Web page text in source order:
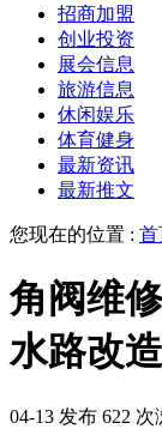
招商加盟
创业投资
展会信息
旅游信息
休闲娱乐
体育健身
最新资讯
最新推文
您现在的位置 : 首
角阀维
水路改
04-13 发布 622 次